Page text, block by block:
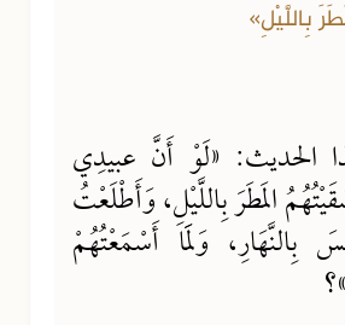
بِاللَّيْلِ»
«لَوْ أَنَّ عبيدِي
المَطَرَ بِاللَّيْلِ، وَأَطْلَعْتُ
بِالنَّهَارِ، وَلَمَا أَسْمَعْتُهُمْ